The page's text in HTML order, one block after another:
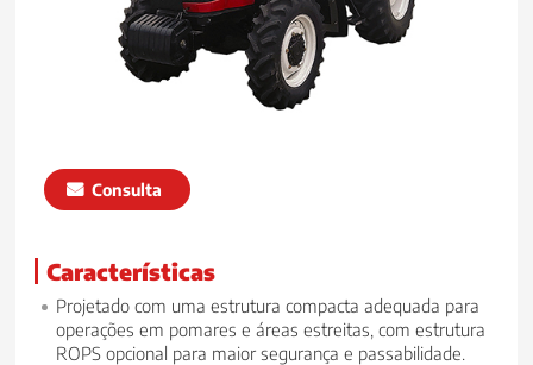
Consulta
Características
Projetado com uma estrutura compacta adequada para
operações em pomares e áreas estreitas, com estrutura
ROPS opcional para maior segurança e passabilidade.